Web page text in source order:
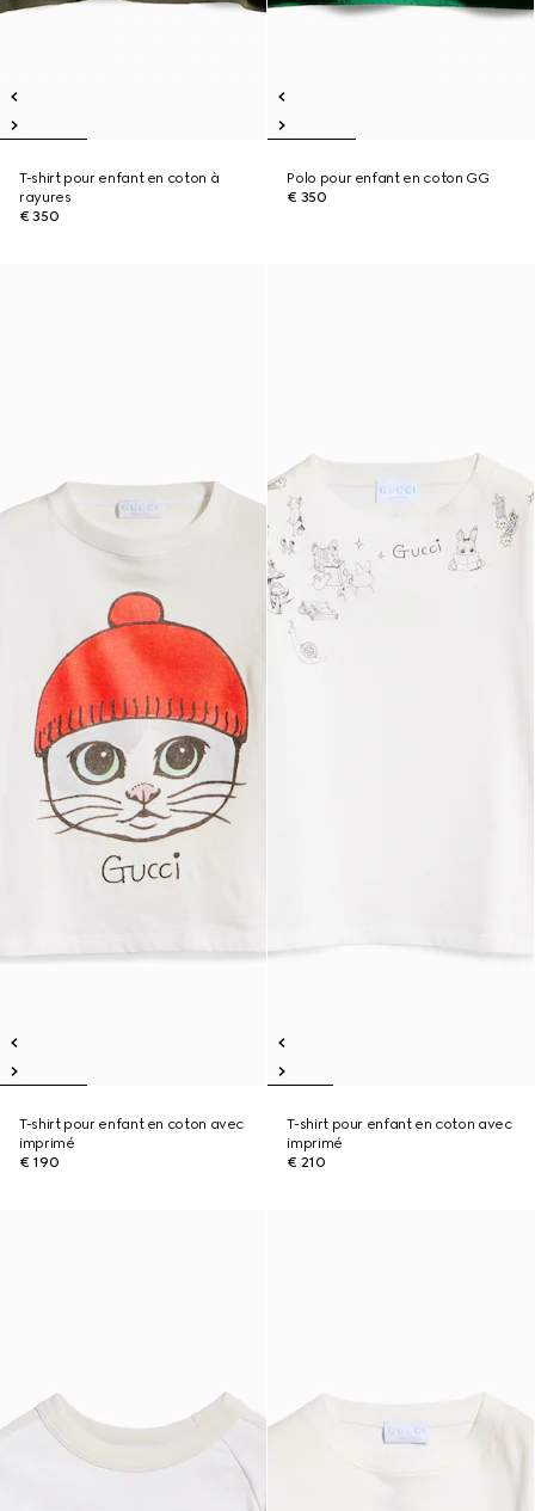
T-shirt pour enfant en coton à
rayures
€ 350
Polo pour enfant en coton GG
€ 350
T-shirt pour enfant en coton avec
imprimé
€ 190
T-shirt pour enfant en coton avec
imprimé
€ 210